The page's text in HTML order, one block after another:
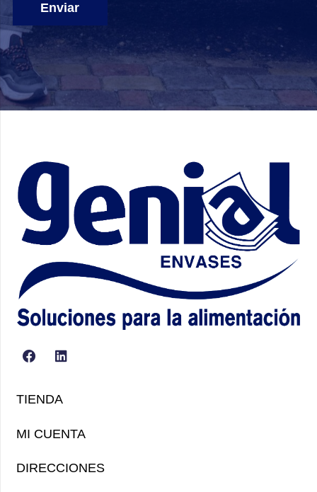
Enviar
TIENDA
MI CUENTA
DIRECCIONES